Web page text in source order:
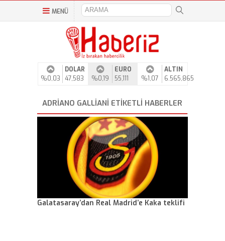
MENÜ
%0,03
DOLAR
47,583
%0,19
EURO
55,111
%1,07
ALTIN
6.565,865
ADRIANO GALLIANI ETIKETLI HABERLER
Galatasaray’dan Real Madrid’e Kaka teklifi